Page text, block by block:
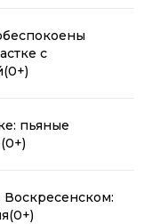
с
(0+)
пьяные
(0+)
Воскресенском:
(0+)